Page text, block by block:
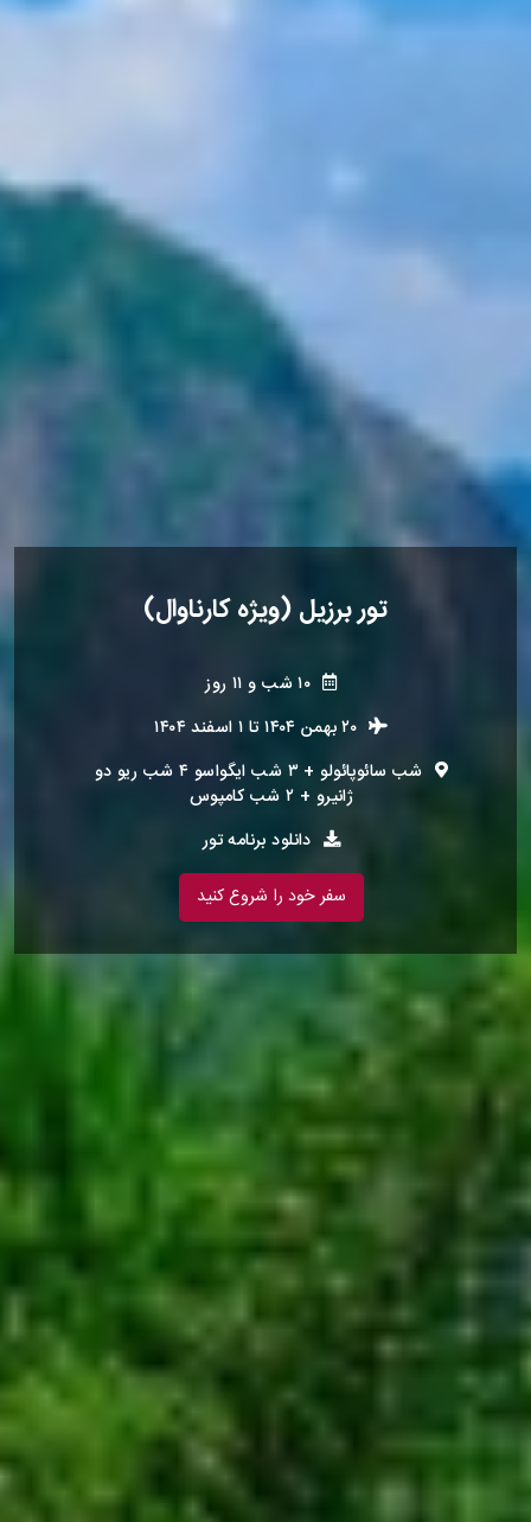
تور برزیل (ویژه کارناوال)
۱۰ شب و ۱۱ روز
۲۰ بهمن ۱۴۰۴
تا ۱ اسفند ۱۴۰۴
شب سائوپائولو + ۳ شب ایگواسو ۴ شب ریو دو
ژانیرو + ۲ شب کامپوس
دانلود برنامه تور
سفر خود را شروع کنید